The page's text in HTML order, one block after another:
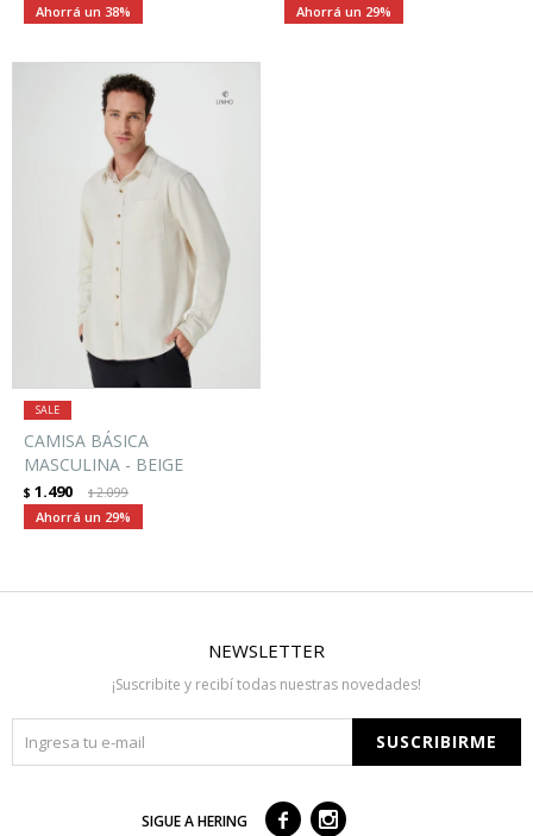
38 29
CAMISA BÁSICA
MASCULINA - BEIGE
$ 1.490 $2.099
29
NEWSLETTER
¡Suscribite y recibí todas nuestras novedades!
SUSCRIBIRME
SIGUE A HERING  